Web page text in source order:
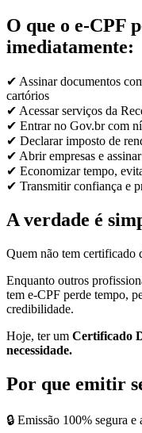
O que o e-CPF
imediatamente:
✔ Assinar documentos
cartórios
✔ Acessar serviços da
✔ Entrar no Gov.br com
✔ Declarar imposto de
✔ Abrir empresas e
✔ Economizar tempo,
✔ Transmitir confiança e
A verdade é
Quem não tem certificado
Enquanto outros
tem e-CPF perde tempo,
credibilidade.
Hoje, ter um Certificado
necessidade.
Por que emitir
🔒 Emissão 100% segura e